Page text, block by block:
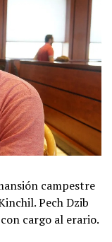
campestre
Pech Dzib
cargo al erario.